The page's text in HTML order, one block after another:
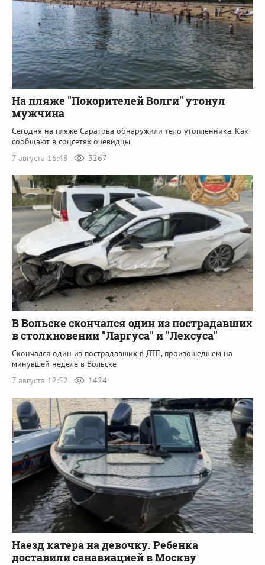
На пляже "Покорителей Волги" утонул
мужчина
Сегодня на пляже Саратова обнаружили тело утопленника. Как
сообщают в соцсетях очевидцы
7 августа 16:48
3267
В Вольске скончался один из пострадавших
в столкновении "Ларгуса" и "Лексуса"
Скончался один из пострадавших в ДТП, произошедшем на
минувшей неделе в Вольске
7 августа 12:52
1424
Наезд катера на девочку. Ребенка
доставили санавиацией в Москву